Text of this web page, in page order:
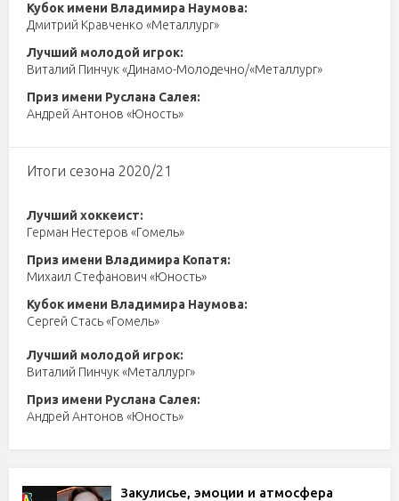
Кубок имени Владимира Наумова:
Дмитрий Кравченко «Металлург»
Лучший молодой игрок:
Виталий Пинчук «Динамо-Молодечно/«Металлург»
Приз имени Руслана Салея:
Андрей Антонов «Юность»
Итоги сезона 2020/21
Лучший хоккеист:
Герман Нестеров «Гомель»
Приз имени Владимира Копатя:
Михаил Стефанович «Юность»
Кубок имени Владимира Наумова:
Сергей Стась «Гомель»
Лучший молодой игрок:
Виталий Пинчук «Металлург»
Приз имени Руслана Салея:
Андрей Антонов «Юность»
Закулисье, эмоции и атмосфера